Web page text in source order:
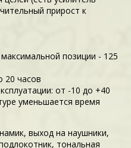
прирост к
позиции - 125
20 часов
от -10 до +40
уменьшается время
выход на наушники,
тональная